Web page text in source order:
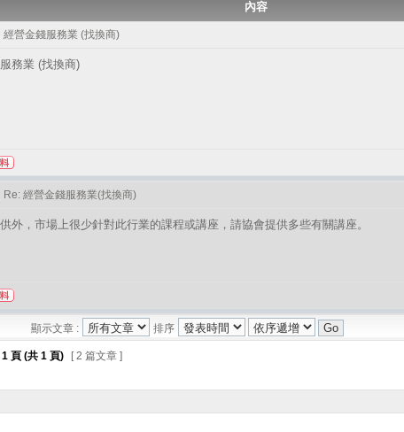
內容
經營金錢服務業 (找換商)
務業 (找換商)
Re: 經營金錢服務業(找換商)
外，市場上很少針對此行業的課程或講座，請協會提供多些有關講座。
顯示文章 : 排序
1 頁 (共 1 頁) [ 2 篇文章 ]